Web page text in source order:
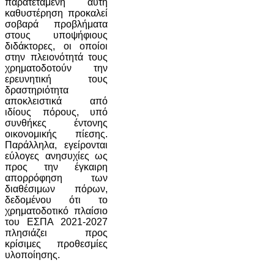
παρατεταμένη αυτή
καθυστέρηση προκαλεί
σοβαρά προβλήματα
στους υποψήφιους
διδάκτορες, οι οποίοι
στην πλειονότητά τους
χρηματοδοτούν την
ερευνητική τους
δραστηριότητα
αποκλειστικά από
ιδίους πόρους, υπό
συνθήκες έντονης
οικονομικής πίεσης.
Παράλληλα, εγείρονται
εύλογες ανησυχίες ως
προς την έγκαιρη
απορρόφηση των
διαθέσιμων πόρων,
δεδομένου ότι το
χρηματοδοτικό πλαίσιο
του ΕΣΠΑ 2021-2027
πλησιάζει προς
κρίσιμες προθεσμίες
υλοποίησης.